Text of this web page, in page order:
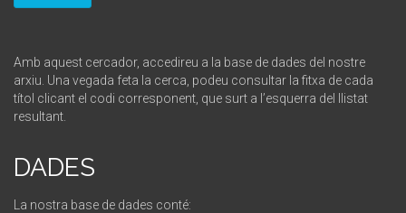
Amb aquest cercador, accedireu a la base de dades del nostre
arxiu. Una vegada feta la cerca, podeu consultar la fitxa de cada
títol clicant el codi corresponent, que surt a l’esquerra del llistat
resultant.
DADES
La nostra base de dades conté: